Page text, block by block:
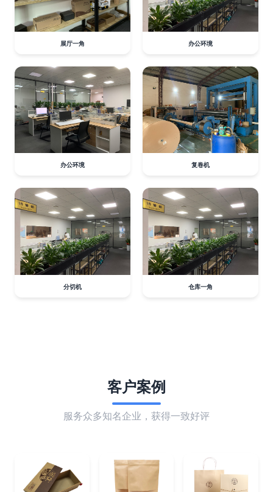
展厅一角 办公环境
办公环境 复卷机
分切机 仓库一角
客户案例
服务众多知名企业，获得一致好评